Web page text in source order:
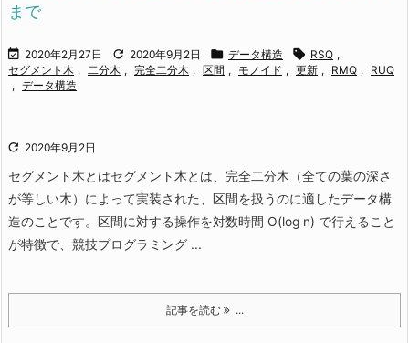
まで
 2020年2月27日  2020年9月2日  データ構造  RSQ ,
セグメント木 , 二分木 , 完全二分木 , 区間 , モノイド , 更新 , RMQ ,
RUQ
, データ構造
 2020年9月2日
セグメント木とはセグメント木とは、完全二分木（全ての葉の深さ
が等しい木）によって実装された、区間を扱うのに適したデータ構
造のことです。
区間に対する操作を対数時間 O(log n) で行えること
が特徴で、競技プログラミング ...
記事を読む ...